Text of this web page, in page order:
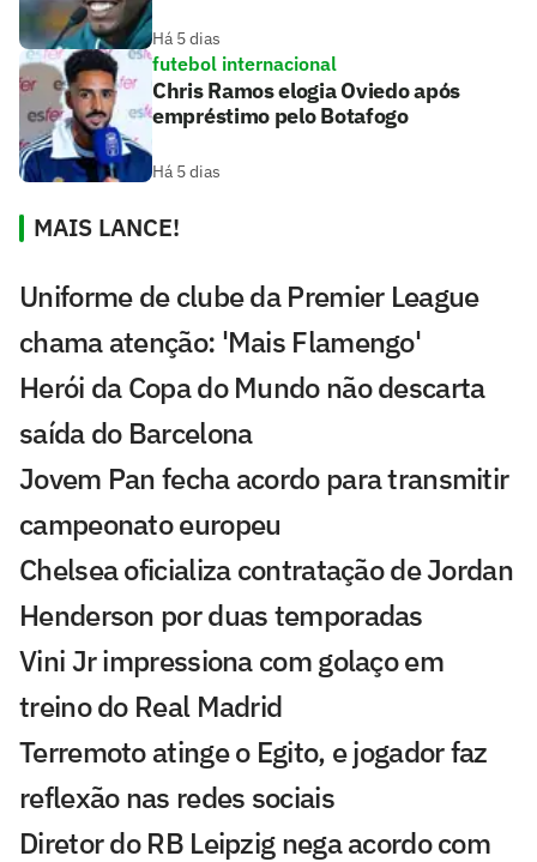
Há 5 dias
futebol internacional
Chris Ramos elogia Oviedo após
empréstimo pelo Botafogo
Há 5 dias
MAIS LANCE!
Uniforme de clube da Premier League
chama atenção: 'Mais Flamengo'
Herói da Copa do Mundo não descarta
saída do Barcelona
Jovem Pan fecha acordo para transmitir
campeonato europeu
Chelsea oficializa contratação de Jordan
Henderson por duas temporadas
Vini Jr impressiona com golaço em
treino do Real Madrid
Terremoto atinge o Egito, e jogador faz
reflexão nas redes sociais
Diretor do RB Leipzig nega acordo com